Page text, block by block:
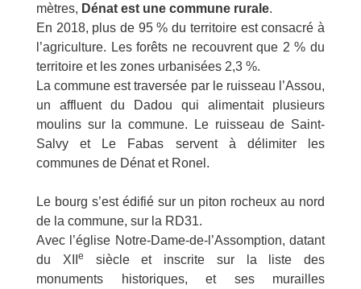
mètres, Dénat est une commune rurale.
En 2018, plus de 95 % du territoire est consacré à
l’agriculture. Les forêts ne recouvrent que 2 % du
territoire et les zones urbanisées 2,3 %.
La commune est traversée par le ruisseau l’Assou,
un affluent du Dadou qui alimentait plusieurs
moulins sur la commune. Le ruisseau de Saint-
Salvy et Le Fabas servent à délimiter les
communes de Dénat et Ronel.
Le bourg s’est édifié sur un piton rocheux au nord
de la commune, sur la RD31.
Avec l’église Notre-Dame-de-l’Assomption, datant
du XII
e
siècle et inscrite sur la liste des
monuments historiques, et ses murailles